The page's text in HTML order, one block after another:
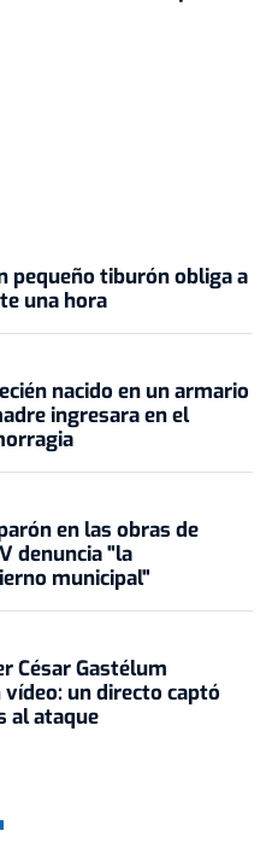
pequeño tiburón obliga a
una hora
nacido en un armario
ingresara en el
en las obras de
denuncia "la
municipal"
César Gastélum
un directo captó
al ataque